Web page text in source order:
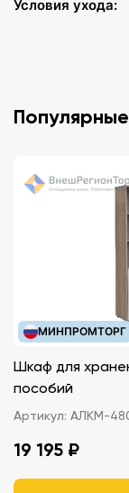
Условия ухода:
МИНПРОМТОРГ
Шкаф для
пособий
Артикул: АЛКМ-
19 195 ₽